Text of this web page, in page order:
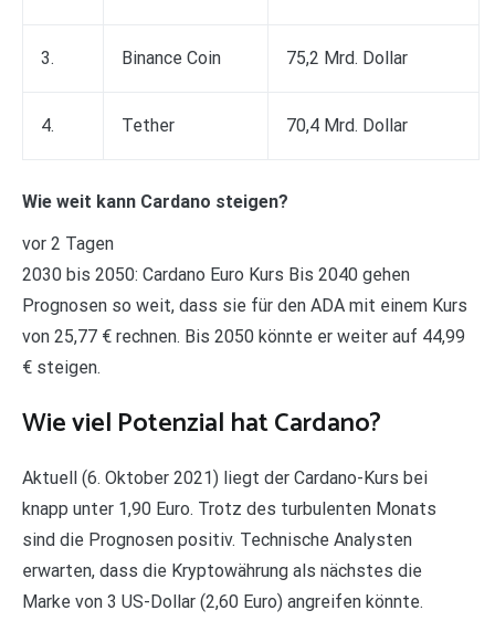
3. Binance Coin 75,2 Mrd. Dollar
4. Tether 70,4 Mrd. Dollar
Wie weit kann Cardano steigen?
vor 2 Tagen
2030 bis 2050: Cardano Euro Kurs Bis 2040 gehen
Prognosen so weit, dass sie für den ADA mit einem Kurs
von 25,77 € rechnen. Bis 2050 könnte er weiter auf 44,99
€ steigen.
Wie viel Potenzial hat Cardano?
Aktuell (6. Oktober 2021) liegt der Cardano-Kurs bei
knapp unter 1,90 Euro. Trotz des turbulenten Monats
sind die Prognosen positiv. Technische Analysten
erwarten, dass die Kryptowährung als nächstes die
Marke von 3 US-Dollar (2,60 Euro) angreifen könnte.